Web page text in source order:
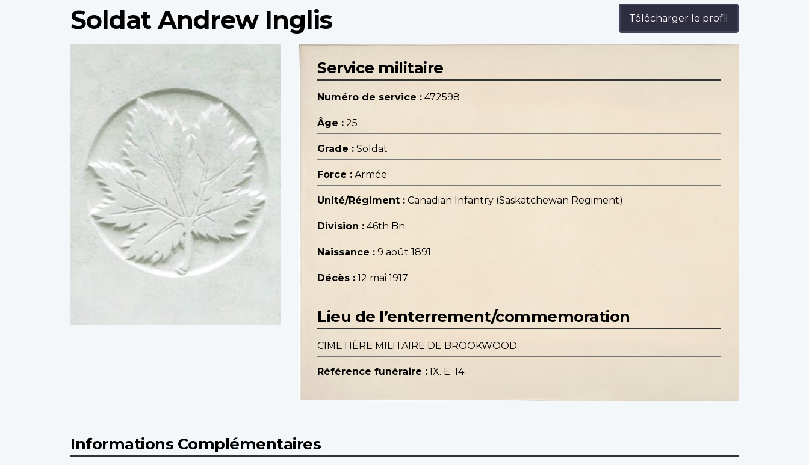
Soldat Andrew Inglis Télécharger le profil
Service militaire
Numéro de service : 472598
Âge : 25
Grade : Soldat
Force : Armée
Unité/Régiment : Canadian Infantry (Saskatchewan Regiment)
Division : 46th Bn.
Naissance : 9 août 1891
Décès : 12 mai 1917
Lieu de l’enterrement/commemoration
CIMETIÈRE MILITAIRE DE BROOKWOOD
Référence funéraire : IX. E. 14.
Informations Complémentaires